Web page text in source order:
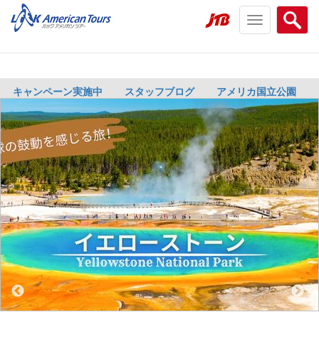
Toggle
navigation
キャンペーン実施中 スタッフブログ アメリカ国立公園